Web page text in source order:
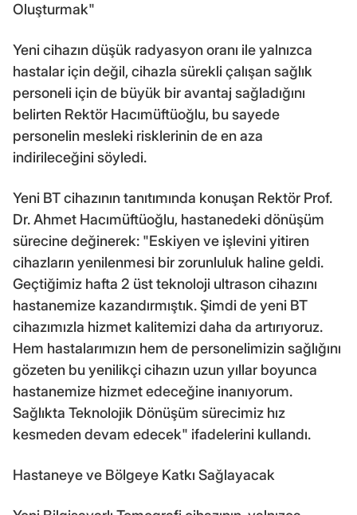
Oluşturmak"
Yeni cihazın düşük radyasyon oranı ile yalnızca
hastalar için değil, cihazla sürekli çalışan sağlık
personeli için de büyük bir avantaj sağladığını
belirten Rektör Hacımüftüoğlu, bu sayede
personelin mesleki risklerinin de en aza
indirileceğini söyledi.
Yeni BT cihazının tanıtımında konuşan Rektör Prof.
Dr. Ahmet Hacımüftüoğlu, hastanedeki dönüşüm
sürecine değinerek: "Eskiyen ve işlevini yitiren
cihazların yenilenmesi bir zorunluluk haline geldi.
Geçtiğimiz hafta 2 üst teknoloji ultrason cihazını
hastanemize kazandırmıştık. Şimdi de yeni BT
cihazımızla hizmet kalitemizi daha da artırıyoruz.
Hem hastalarımızın hem de personelimizin sağlığını
gözeten bu yenilikçi cihazın uzun yıllar boyunca
hastanemize hizmet edeceğine inanıyorum.
Sağlıkta Teknolojik Dönüşüm sürecimiz hız
kesmeden devam edecek" ifadelerini kullandı.
Hastaneye ve Bölgeye Katkı Sağlayacak